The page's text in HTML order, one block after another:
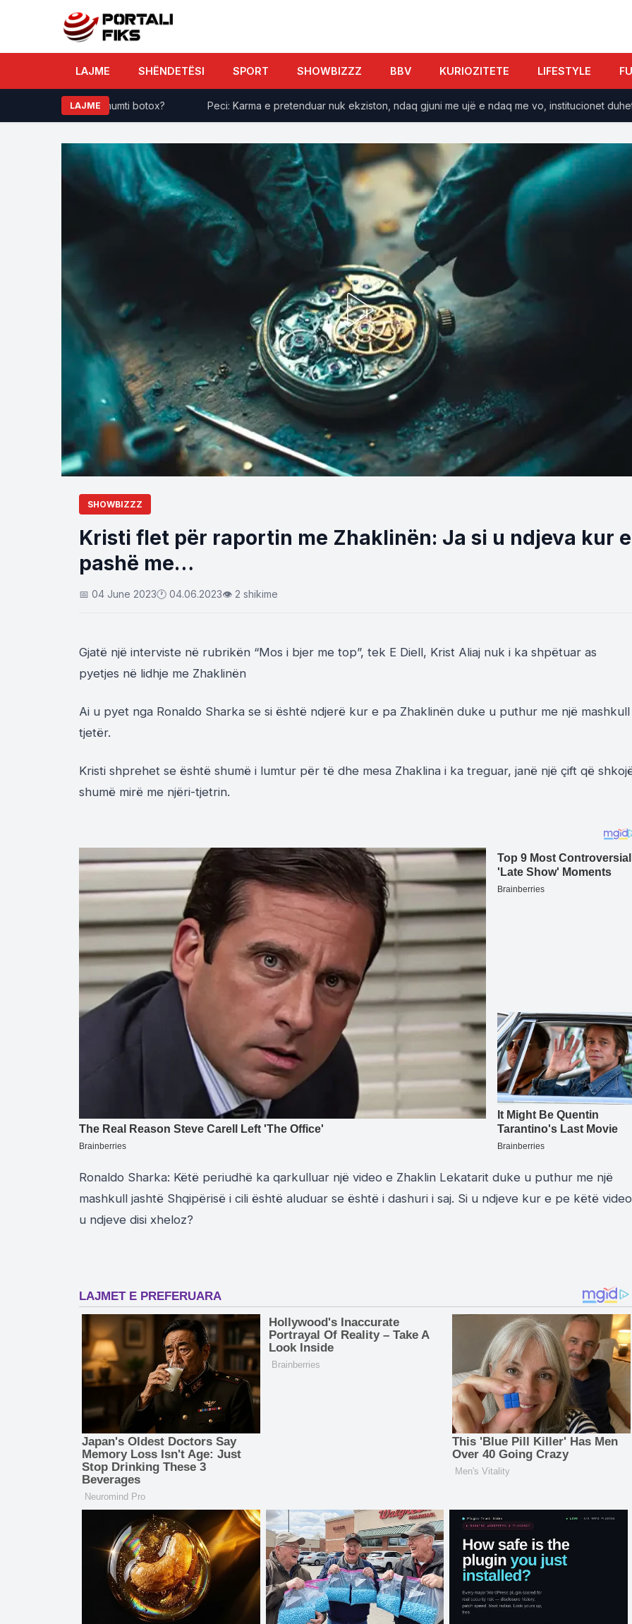
LAJME SHËNDETËSI SPORT SHOWBIZZZ BBV KURIOZITETE LIFESTYLE
LAJME
me më së shumti botox? Peci: Karma e pretenduar nuk ekziston, ndaq gjuni me ujë e ndaq me vo, institucionet duhet me
SHOWBIZZZ
Kristi flet për raportin me Zhaklinën: Ja si u ndjeva kur e
pashë me…
📅 04 June 2023🕐 04.06.2023👁 2 shikime
Gjatë një interviste në rubrikën “Mos i bjer me top”, tek E Diell, Krist Aliaj nuk i ka shpëtuar as
pyetjes në lidhje me Zhaklinën
Ai u pyet nga Ronaldo Sharka se si është ndjerë kur e pa Zhaklinën duke u puthur me një mashkull
tjetër.
Kristi shprehet se është shumë i lumtur për të dhe mesa Zhaklina i ka treguar, janë një çift që
shumë mirë me njëri-tjetrin.
Ronaldo Sharka: Këtë periudhë ka qarkulluar një video e Zhaklin Lekatarit duke u puthur me një
mashkull jashtë Shqipërisë i cili është aluduar se është i dashuri i saj. Si u ndjeve kur e pe këtë
u ndjeve disi xheloz?